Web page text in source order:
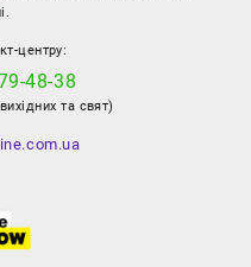
центру:
48-38
та свят)